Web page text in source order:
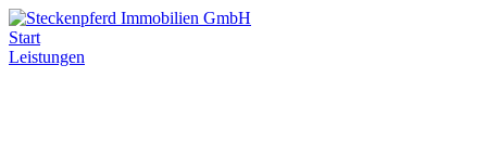
Start
Leistungen